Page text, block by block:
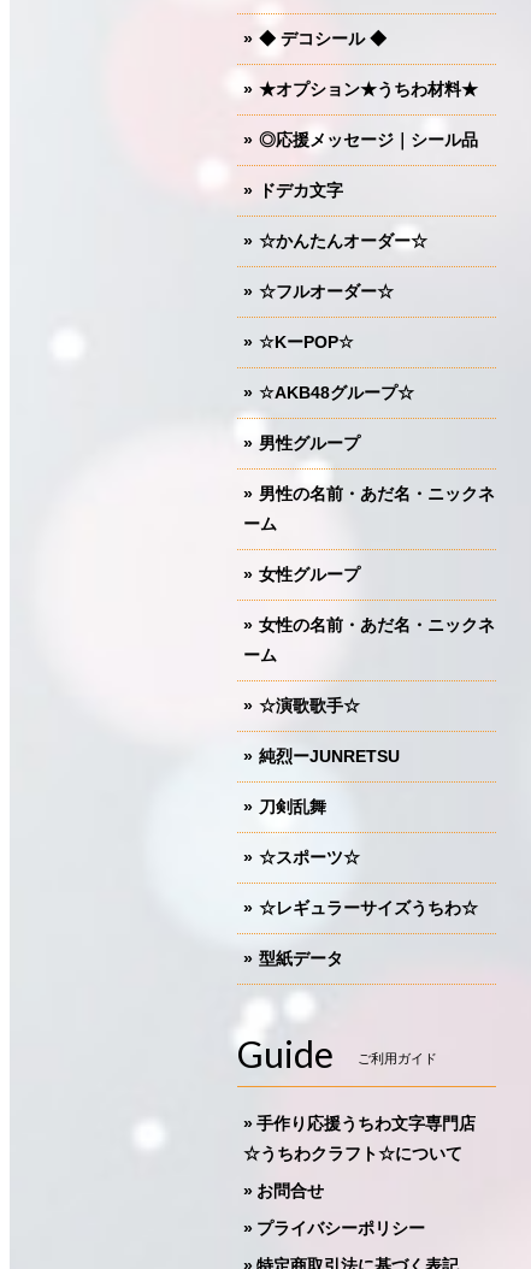
◆ デコシール ◆
★オプション★うちわ材料★
◎応援メッセージ｜シール品
ドデカ文字
☆かんたんオーダー☆
☆フルオーダー☆
☆KーPOP☆
☆AKB48グループ☆
男性グループ
男性の名前・あだ名・ニックネ
ーム
女性グループ
女性の名前・あだ名・ニックネ
ーム
☆演歌歌手☆
純烈ーJUNRETSU
刀剣乱舞
☆スポーツ☆
☆レギュラーサイズうちわ☆
型紙データ
Guide ご利用ガイド
手作り応援うちわ文字専門店
☆うちわクラフト☆について
お問合せ
プライバシーポリシー